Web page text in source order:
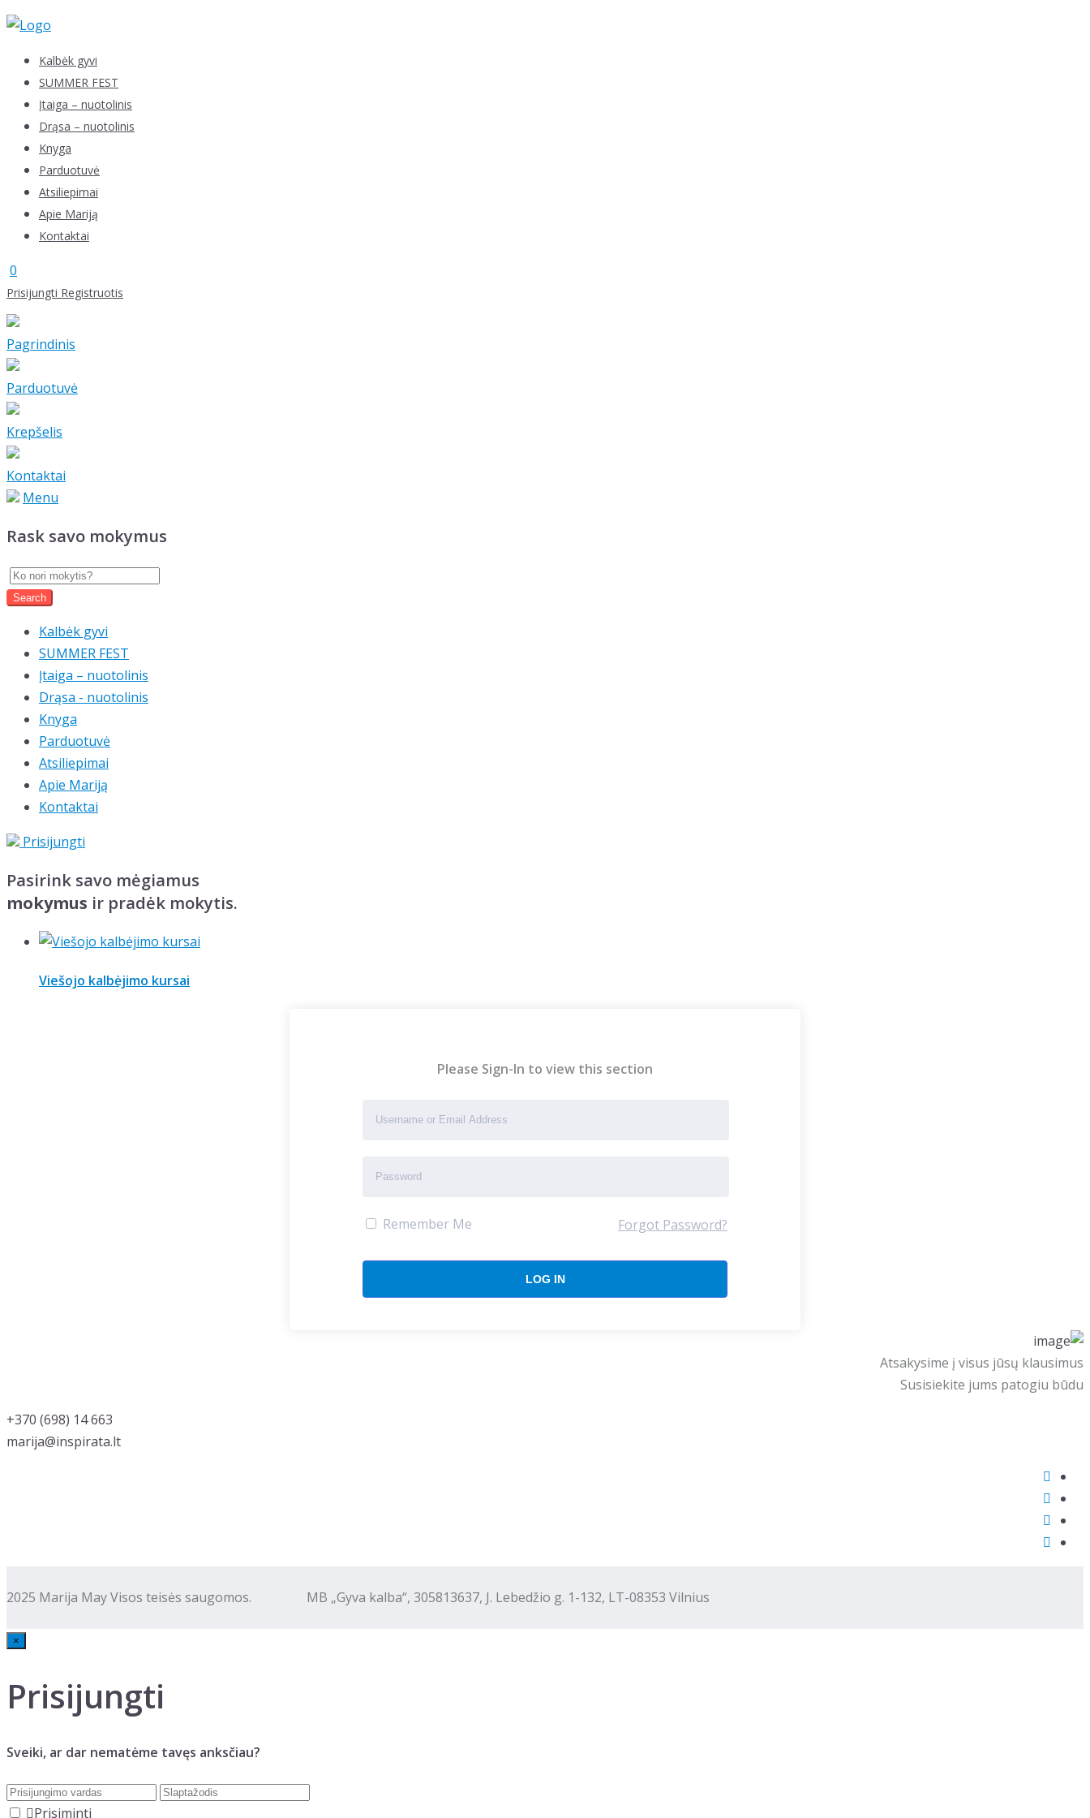
Skip
contentKalbėk gyvi
SUMMER FEST
Įtaiga – nuotolinis
Drąsa – nuotolinis
Knyga
Parduotuvė
Atsiliepimai
Apie Mariją
Kontaktai
0
Prisijungti Registruotis
Pagrindinis
Parduotuvė
Krepšelis
Kontaktai
Menu
Rask savo mokymus
Kalbėk gyvi
SUMMER FEST
Įtaiga – nuotolinis
Drąsa - nuotolinis
Knyga
Parduotuvė
Atsiliepimai
Apie Mariją
Kontaktai
Prisijungti
Pasirink savo mėgiamus
mokymus ir pradėk mokytis.
Viešojo kalbėjimo kursai
Please Sign-In to view this section
Remember Me Forgot Password?
Atsakysime į visus jūsų klausimus
Susisiekite jums patogiu būdu
‭+370 (698) 14 663
marija@inspirata.lt
2025 Marija May Visos teisės saugomos. MB „Gyva kalba“, 305813637, J. Lebedžio g. 1-132, LT-08353 Vilnius
×
Prisijungti
Sveiki, ar dar nematėme tavęs anksčiau?
Prisiminti